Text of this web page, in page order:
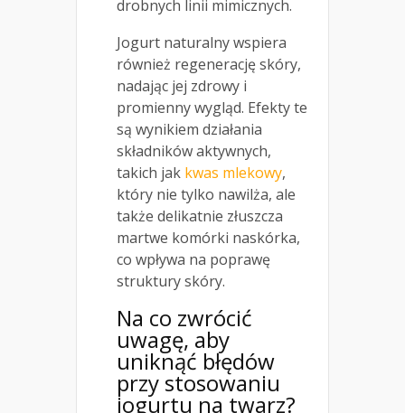
drobnych linii mimicznych.
Jogurt naturalny wspiera
również regenerację skóry,
nadając jej zdrowy i
promienny wygląd. Efekty te
są wynikiem działania
składników aktywnych,
takich jak kwas mlekowy,
który nie tylko nawilża, ale
także delikatnie złuszcza
martwe komórki naskórka,
co wpływa na poprawę
struktury skóry.
Na co zwrócić
uwagę, aby
uniknąć błędów
przy stosowaniu
jogurtu na twarz?